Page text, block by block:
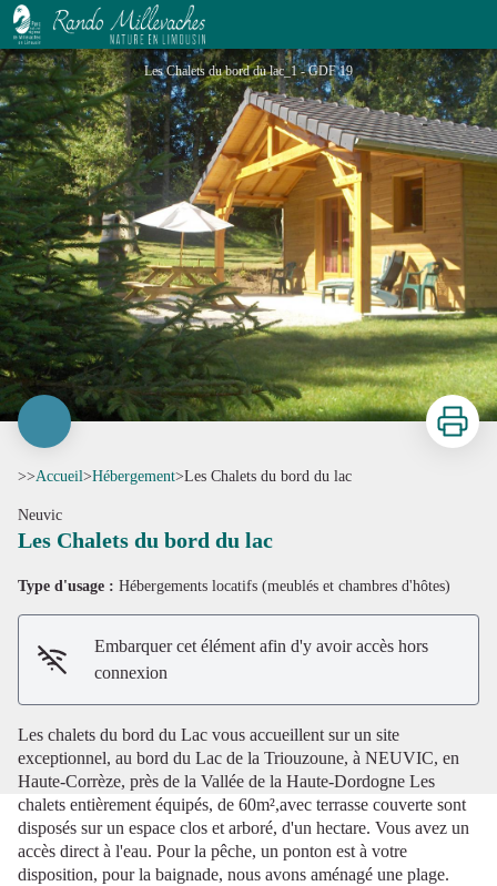
Les Chalets du bord du lac
Les Chalets du bord du lac_1 - GDF 19
Voir l'image en plein écran
Imprimer
>>Accueil>Hébergement>Les Chalets du bord du lac
Neuvic
Les Chalets du bord du lac
Type d'usage : Hébergements locatifs (meublés et chambres d'hôtes)
Embarquer cet élément afin d'y avoir accès hors
connexion
Les chalets du bord du Lac vous accueillent sur un site
exceptionnel, au bord du Lac de la Triouzoune, à NEUVIC, en
Haute-Corrèze, près de la Vallée de la Haute-Dordogne Les
chalets entièrement équipés, de 60m²,avec terrasse couverte sont
disposés sur un espace clos et arboré, d'un hectare. Vous avez un
accès direct à l'eau. Pour la pêche, un ponton est à votre
disposition, pour la baignade, nous avons aménagé une plage.